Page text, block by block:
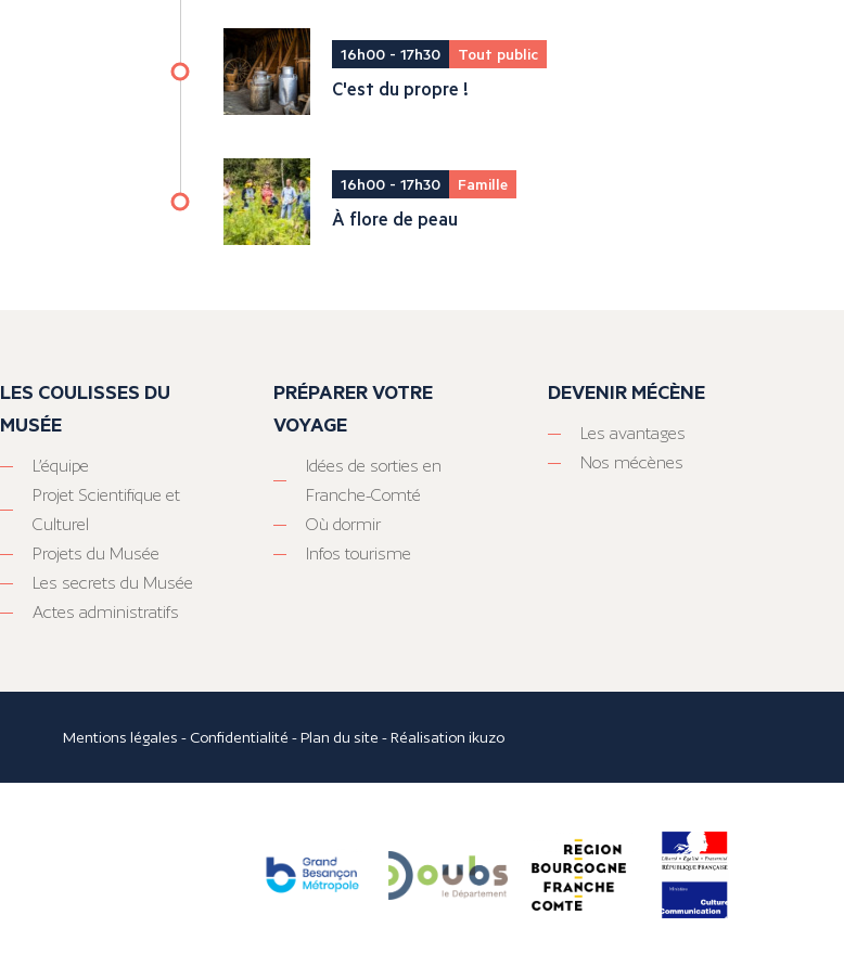
16h00 - 17h30 Tout public
C'est du propre !
16h00 - 17h30 Famille
À flore de peau
LES COULISSES DU
MUSÉE
L’équipe
Projet Scientifique et
Culturel
Projets du Musée
Les secrets du Musée
Actes administratifs
PRÉPARER VOTRE
VOYAGE
Idées de sorties en
Franche-Comté
Où dormir
Infos tourisme
DEVENIR MÉCÈNE
Les avantages
Nos mécènes
Mentions légales - Confidentialité -Plan du site - Réalisationikuzo